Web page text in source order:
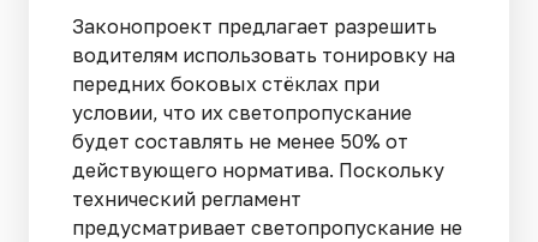
Законопроект предлагает разрешить
водителям использовать тонировку на
передних боковых стёклах при
условии, что их светопропускание
будет составлять не менее 50% от
действующего норматива. Поскольку
технический регламент
предусматривает светопропускание не